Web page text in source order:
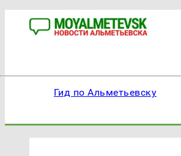
Гид по Альметьевску